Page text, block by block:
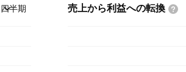
四半期 売上から利益への転換